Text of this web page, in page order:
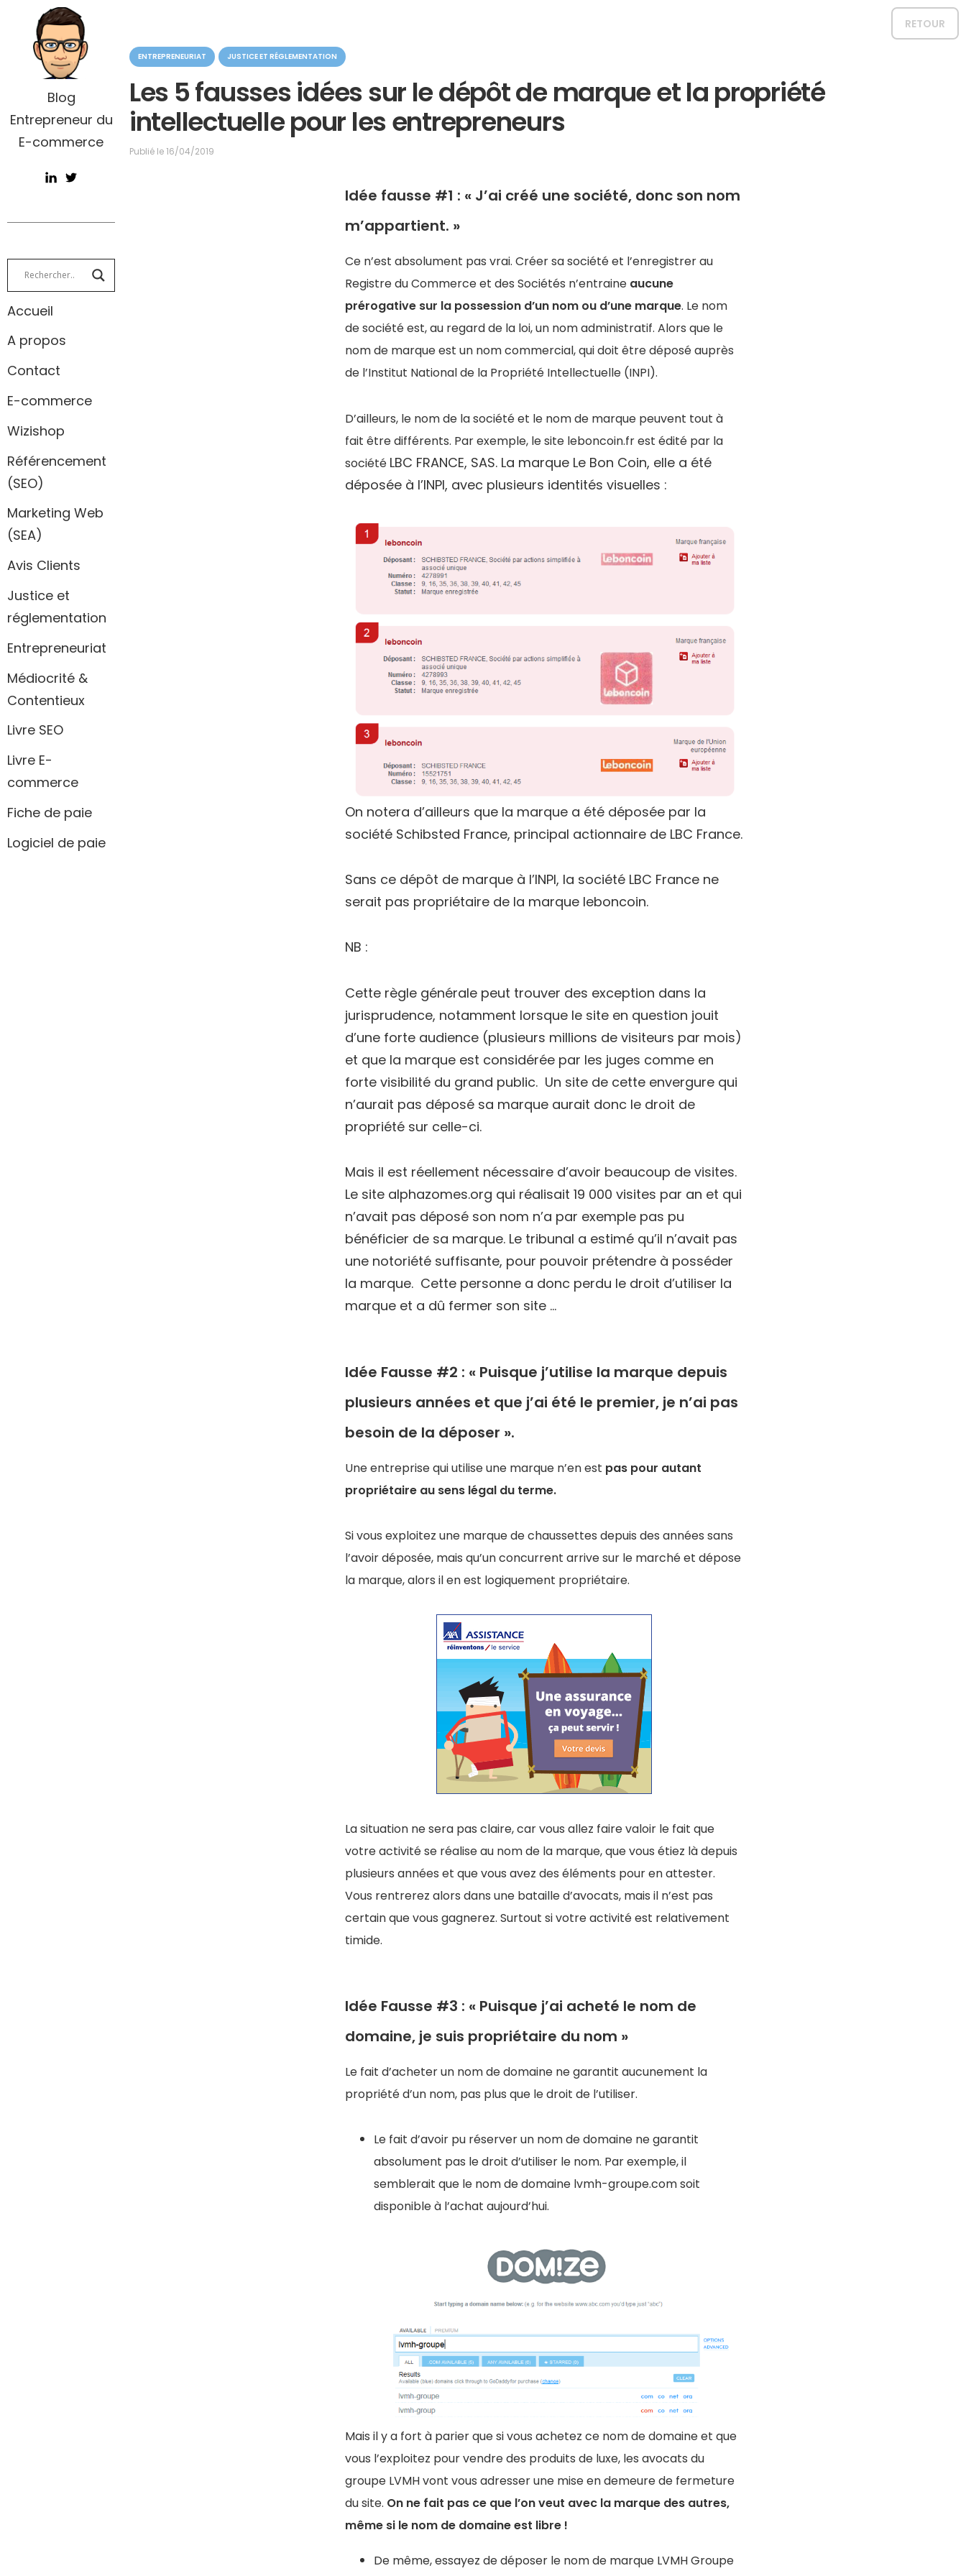
Blog
Entrepreneur du
E-commerce
Accueil
A propos
Contact
E-commerce
Wizishop
Référencement
(SEO)
Marketing Web
(SEA)
Avis Clients
Justice et
réglementation
Entrepreneuriat
Médiocrité &
Contentieux
Livre SEO
Livre E-
commerce
Fiche de paie
Logiciel de paie
RETOUR
C
a
g
ENTREPRENEURIAT JUSTICE ET RÉGLEMENTATION
Les 5 fausses idées sur le dépôt de marque et la propriété
intellectuelle pour les entrepreneurs
Publié le16/04/2019
Idée fausse #1 : « J’ai créé une société, donc son nom
m’appartient. »
Ce n’est absolument pas vrai. Créer sa société et l’enregistrer au
Registre du Commerce et des Sociétés n’entraine aucune
prérogative sur la possession d’un nom ou d’une marque. Le nom
de société est, au regard de la loi, un nom administratif. Alors que le
nom de marque est un nom commercial, qui doit être déposé auprès
de l’Institut National de la Propriété Intellectuelle (INPI).
D’ailleurs, le nom de la société et le nom de marque peuvent tout à
fait être différents. Par exemple, le site leboncoin.fr est édité par la
société LBC FRANCE, SAS. La marque Le Bon Coin, elle a été
déposée à l’INPI, avec plusieurs identités visuelles :
On notera d’ailleurs que la marque a été déposée par la
société Schibsted France, principal actionnaire de LBC France.
Sans ce dépôt de marque à l’INPI, la société LBC France ne
serait pas propriétaire de la marque leboncoin.
NB :
Cette règle générale peut trouver des exception dans la
jurisprudence, notamment lorsque le site en question jouit
d’une forte audience (plusieurs millions de visiteurs par mois)
et que la marque est considérée par les juges comme en
forte visibilité du grand public. Un site de cette envergure qui
n’aurait pas déposé sa marque aurait donc le droit de
propriété sur celle-ci.
Mais il est réellement nécessaire d’avoir beaucoup de visites.
Le site alphazomes.org qui réalisait 19 000 visites par an et qui
n’avait pas déposé son nom n’a par exemple pas pu
bénéficier de sa marque. Le tribunal a estimé qu’il n’avait pas
une notoriété suffisante, pour pouvoir prétendre à posséder
la marque. Cette personne a donc perdu le droit d’utiliser la
marque et a dû fermer son site …
Idée Fausse #2 : « Puisque j’utilise la marque depuis
plusieurs années et que j’ai été le premier, je n’ai pas
besoin de la déposer ».
Une entreprise qui utilise une marque n’en est pas pour autant
propriétaire au sens légal du terme.
Si vous exploitez une marque de chaussettes depuis des années sans
l’avoir déposée, mais qu’un concurrent arrive sur le marché et dépose
la marque, alors il en est logiquement propriétaire.
La situation ne sera pas claire, car vous allez faire valoir le fait que
votre activité se réalise au nom de la marque, que vous étiez là depuis
plusieurs années et que vous avez des éléments pour en attester.
Vous rentrerez alors dans une bataille d’avocats, mais il n’est pas
certain que vous gagnerez. Surtout si votre activité est relativement
timide.
Idée Fausse #3 : « Puisque j’ai acheté le nom de
domaine, je suis propriétaire du nom »
Le fait d’acheter un nom de domaine ne garantit aucunement la
propriété d’un nom, pas plus que le droit de l’utiliser.
Le fait d’avoir pu réserver un nom de domaine ne garantit
absolument pas le droit d’utiliser le nom. Par exemple, il
semblerait que le nom de domaine lvmh-groupe.com soit
disponible à l’achat aujourd’hui.
Mais il y a fort à parier que si vous achetez ce nom de domaine et que
vous l’exploitez pour vendre des produits de luxe, les avocats du
groupe LVMH vont vous adresser une mise en demeure de fermeture
du site. On ne fait pas ce que l’on veut avec la marque des autres,
même si le nom de domaine est libre !
De même, essayez de déposer le nom de marque LVMH Groupe